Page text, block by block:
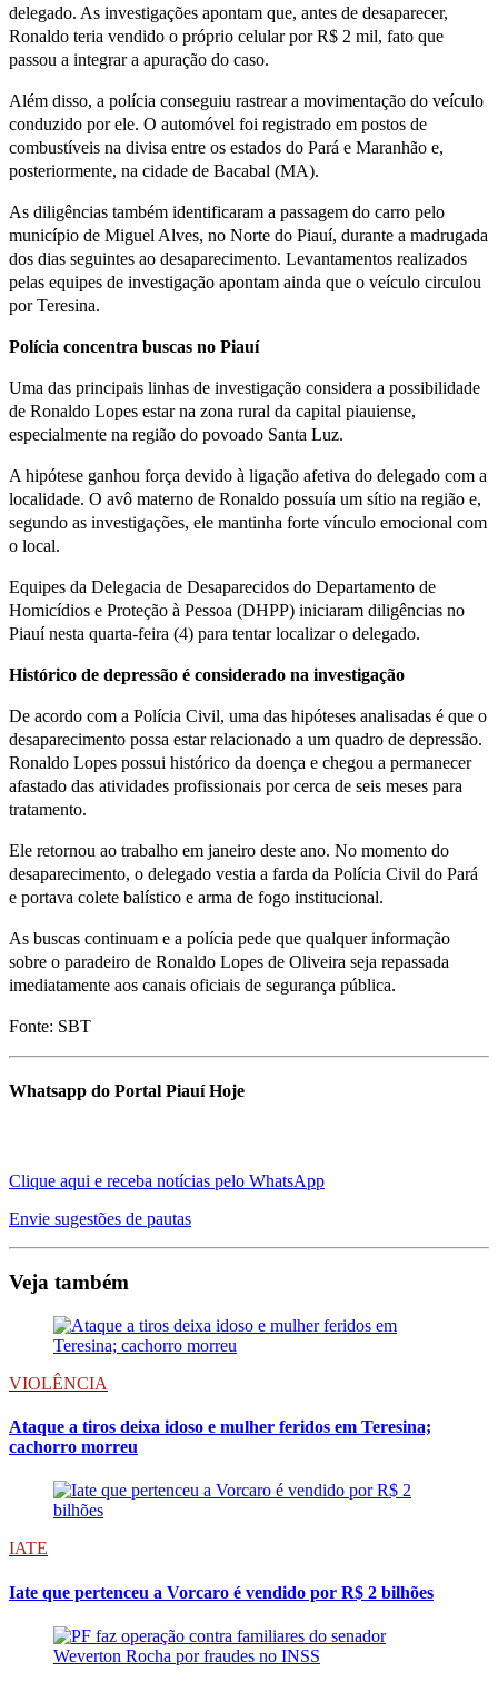
delegado. As investigações apontam que, antes de desaparecer,
Ronaldo teria vendido o próprio celular por R$ 2 mil, fato que
passou a integrar a apuração do caso.
Além disso, a polícia conseguiu rastrear a movimentação do veículo
conduzido por ele. O automóvel foi registrado em postos de
combustíveis na divisa entre os estados do Pará e Maranhão e,
posteriormente, na cidade de Bacabal (MA).
As diligências também identificaram a passagem do carro pelo
município de Miguel Alves, no Norte do Piauí, durante a madrugada
dos dias seguintes ao desaparecimento. Levantamentos realizados
pelas equipes de investigação apontam ainda que o veículo circulou
por Teresina.
Polícia concentra buscas no Piauí
Uma das principais linhas de investigação considera a possibilidade
de Ronaldo Lopes estar na zona rural da capital piauiense,
especialmente na região do povoado Santa Luz.
A hipótese ganhou força devido à ligação afetiva do delegado com a
localidade. O avô materno de Ronaldo possuía um sítio na região e,
segundo as investigações, ele mantinha forte vínculo emocional com
o local.
Equipes da Delegacia de Desaparecidos do Departamento de
Homicídios e Proteção à Pessoa (DHPP) iniciaram diligências no
Piauí nesta quarta-feira (4) para tentar localizar o delegado.
Histórico de depressão é considerado na investigação
De acordo com a Polícia Civil, uma das hipóteses analisadas é que o
desaparecimento possa estar relacionado a um quadro de depressão.
Ronaldo Lopes possui histórico da doença e chegou a permanecer
afastado das atividades profissionais por cerca de seis meses para
tratamento.
Ele retornou ao trabalho em janeiro deste ano. No momento do
desaparecimento, o delegado vestia a farda da Polícia Civil do Pará
e portava colete balístico e arma de fogo institucional.
As buscas continuam e a polícia pede que qualquer informação
sobre o paradeiro de Ronaldo Lopes de Oliveira seja repassada
imediatamente aos canais oficiais de segurança pública.
Fonte: SBT
Whatsapp do Portal Piauí Hoje
Clique aqui e receba notícias pelo WhatsApp
Envie sugestões de pautas
Veja também
VIOLÊNCIA
Ataque a tiros deixa idoso e mulher feridos em Teresina;
cachorro morreu
IATE
Iate que pertenceu a Vorcaro é vendido por R$ 2 bilhões